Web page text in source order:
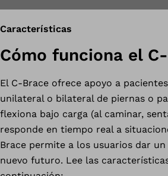
Características
Cómo funciona el
El C-Brace ofrece apoyo a
unilateral o bilateral de piernas o
flexiona bajo carga (al caminar,
responde en tiempo real a
Brace permite a los usuarios dar un
nuevo futuro. Lee las